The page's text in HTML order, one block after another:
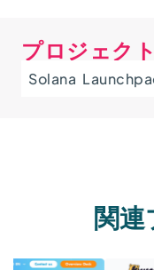
プロジェク
Solana
関連